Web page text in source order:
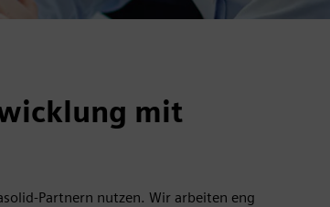
mit
Partnern nutzen. Wir arbeiten eng